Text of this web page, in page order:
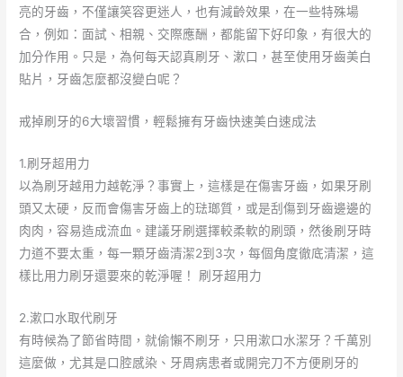
亮的牙齒，不僅讓笑容更迷人，也有減齡效果，在一些特殊場
合，例如：面試、相親、交際應酬，都能留下好印象，有很大的
加分作用。只是，為何每天認真刷牙、漱口，甚至使用牙齒美白
貼片，牙齒怎麼都沒變白呢？
戒掉刷牙的6大壞習慣，輕鬆擁有牙齒快速美白速成法
1.刷牙超用力
以為刷牙越用力越乾淨？事實上，這樣是在傷害牙齒，如果牙刷
頭又太硬，反而會傷害牙齒上的琺瑯質，或是刮傷到牙齒邊邊的
肉肉，容易造成流血。建議牙刷選擇較柔軟的刷頭，然後刷牙時
力道不要太重，每一顆牙齒清潔2到3次，每個角度徹底清潔，這
樣比用力刷牙還要來的乾淨喔！ 刷牙超用力
2.漱口水取代刷牙
有時候為了節省時間，就偷懶不刷牙，只用漱口水潔牙？千萬別
這麼做，尤其是口腔感染、牙周病患者或開完刀不方便刷牙的